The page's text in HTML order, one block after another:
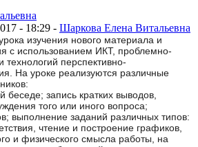
- 18:29 - Шаркова Елена Витальевна
изучения нового материала и
с использованием ИКТ, проблемно-
технологий перспективно-
На уроке реализуются различные
беседе; запись кратких выводов,
того или иного вопроса;
выполнение заданий различных типов:
чтение и построение графиков,
и физического смысла работы, на